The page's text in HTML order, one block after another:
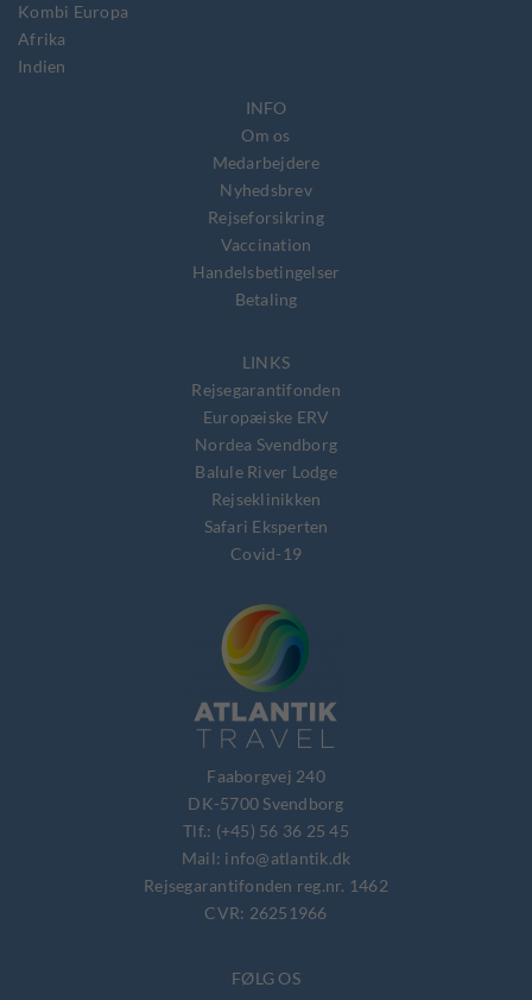
Kombi Europa
Afrika
Indien
INFO
Om os
Medarbejdere
Nyhedsbrev
Rejseforsikring
Vaccination
Handelsbetingelser
Betaling
LINKS
Rejsegarantifonden
Europæiske ERV
Nordea Svendborg
Balule River Lodge
Rejseklinikken
Safari Eksperten
Covid-19
Faaborgvej 240
DK-5700 Svendborg
Tlf.: (+45) 56 36 25 45
Mail: info@atlantik.dk
Rejsegarantifonden reg.nr. 1462
CVR: 26251966
FØLG OS